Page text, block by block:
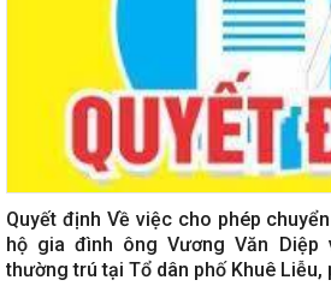
Quyết định Về việc cho phép
hộ gia đình ông Vương Văn Diệp
thường trú tại Tổ dân phố Khuê Liễu,